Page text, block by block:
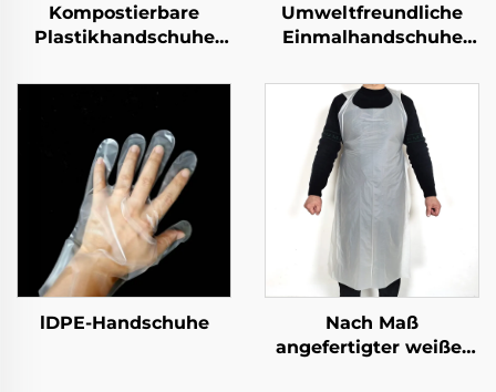
Kompostierbare
Plastikhandschuhe
kompostierbar aus
Material
Umweltfreundliche
Einmalhandschuhe
kompostierbar aus
PLA PBAT Maisstärke
Material
lDPE-Handschuhe
Nach Maß
angefertigter weißer